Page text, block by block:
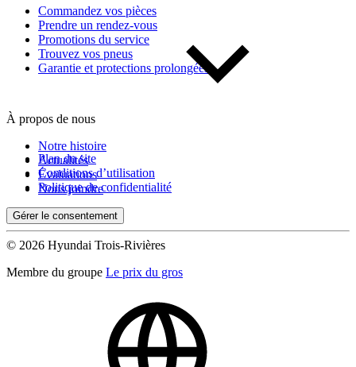
Commandez vos pièces
Prendre un rendez-vous
Promotions du service
Trouvez vos pneus
Garantie et protections prolongées
À propos de nous
Notre histoire
Actualités
Évaluations
Nous joindre
Plan du site
Conditions d’utilisation
Politique de confidentialité
Gérer le consentement
© 2026 Hyundai Trois-Rivières
Membre du groupe Le prix du gros